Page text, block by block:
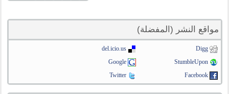
مواقع النشر (المفضلة)
Digg
del.icio.us
StumbleUpon
Google
Facebook
Twitter